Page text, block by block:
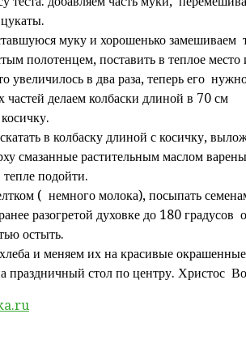
муку и хорошенько замешиваем
полотенцем, поставить в теплое место
увеличилось в два раза, теперь его
делаем колбаски длиной в 70 см
в колбаску длиной с косичку,
смазанные растительным маслом
подойти.
( немного молока), посыпать
разогретой духовке до 180 градусов
остыть.
и меняем их на красивые
праздничный стол по центру. Христос